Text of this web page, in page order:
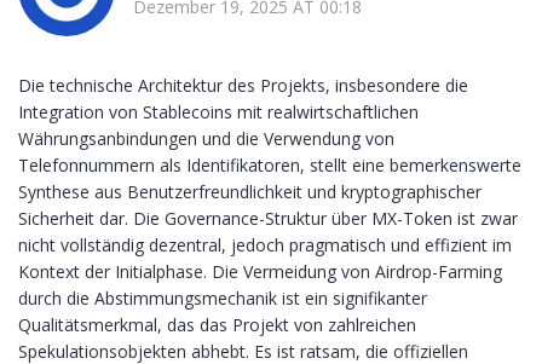
Dezember 19, 2025 AT 00:18
Die technische Architektur des Projekts, insbesondere die
Integration von Stablecoins mit realwirtschaftlichen
Währungsanbindungen und die Verwendung von
Telefonnummern als Identifikatoren, stellt eine bemerkenswerte
Synthese aus Benutzerfreundlichkeit und kryptographischer
Sicherheit dar. Die Governance-Struktur über MX-Token ist zwar
nicht vollständig dezentral, jedoch pragmatisch und effizient im
Kontext der Initialphase. Die Vermeidung von Airdrop-Farming
durch die Abstimmungsmechanik ist ein signifikanter
Qualitätsmerkmal, das das Projekt von zahlreichen
Spekulationsobjekten abhebt. Es ist ratsam, die offiziellen